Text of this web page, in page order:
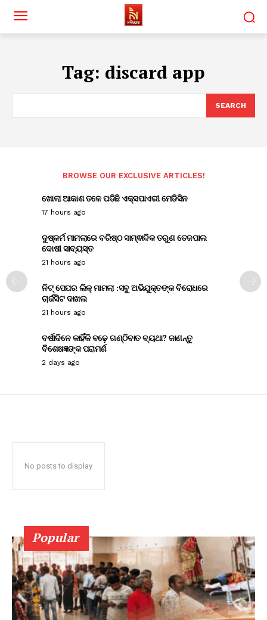
Tag: discard app
SEARCH
BROWSE OUR EXCLUSIVE ARTICLES!
ଖୋଲା ଆକାଶ ତଳେ ପଡିଛି ଏକ୍ସପାଏରୀ ମେଡିସିନ
17 hours ago
ଦୁଷ୍କର୍ମ ମାମଲାରେ ବରିଷ୍ଠ ସାମ୍ଵାଦିକ ତରୁଣ ତେଜପାଲ
ଦୋଷୀ ସାବ୍ୟସ୍ତ
21 hours ago
ନିଟ୍ ପେପର ଲିକ୍ ମାମଲା :ସବୁ ଅଭିଯୁକ୍ତଙ୍କ ବିରୋଧରେ
ଚାର୍ଜସିଟ ଦାଖଲ
21 hours ago
ବର୍ଷାଦିନେ କାହିଁକି ବଢ଼େ ଗଣ୍ଠିବାତ ବ୍ୟଥା? ଜାଣନ୍ତୁ
ବିଶେଷଜ୍ଞଙ୍କ ପରାମର୍ଶ
2 days ago
No posts to display
Popular